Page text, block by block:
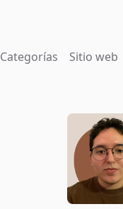
Categorías Sitio web